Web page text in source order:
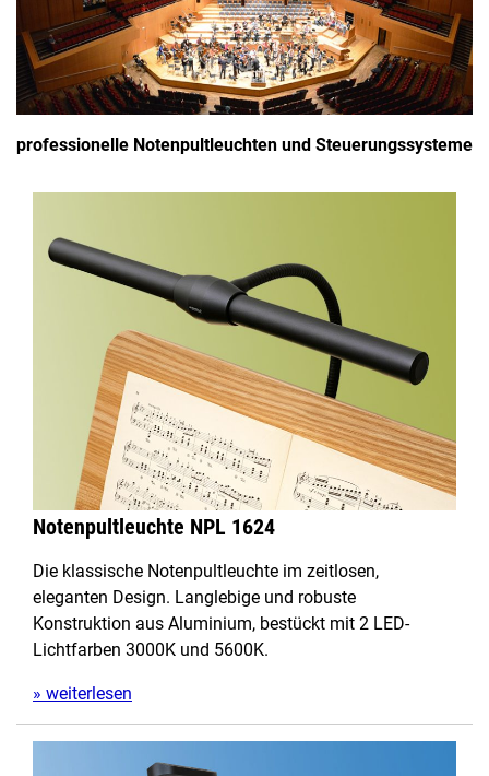
professionelle Notenpultleuchten und Steuerungssysteme
Notenpultleuchte NPL 1624
Die klassische Notenpultleuchte im zeitlosen,
eleganten Design. Langlebige und robuste
Konstruktion aus Aluminium, bestückt mit 2 LED-
Lichtfarben 3000K und 5600K.
» weiterlesen